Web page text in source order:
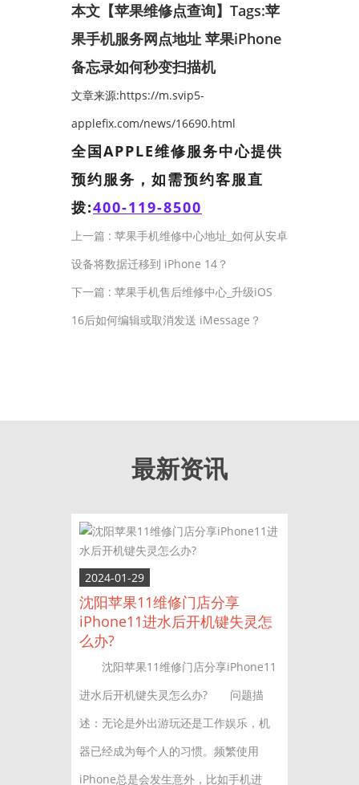
本文【苹果维修点查询】Tags:苹
果手机服务网点地址 苹果iPhone
备忘录如何秒变扫描机
文章来源:https://m.svip5-
applefix.com/news/16690.html
全国APPLE维修服务中心提供
预约服务，如需预约客服直
拨:400-119-8500
上一篇 : 苹果手机维修中心地址_如何从安卓
设备将数据迁移到 iPhone 14？
下一篇 : 苹果手机售后维修中心_升级iOS
16后如何编辑或取消发送 iMessage？
最新资讯
2024-01-29
沈阳苹果11维修门店分享
iPhone11进水后开机键失灵怎
么办?
沈阳苹果11维修门店分享iPhone11
进水后开机键失灵怎么办? 问题描
述：无论是外出游玩还是工作娱乐，机
器已经成为每个人的习惯。频繁使用
iPhone总是会发生意外，比如手机进